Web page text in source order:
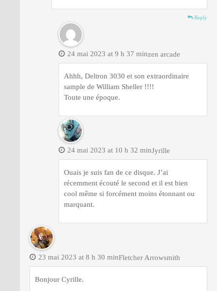
Reply
zen arcade
24 mai 2023 at 9 h 37 min
Ahhh, Deltron 3030 et son extraordinaire
sample de William Sheller !!!!
Toute une époque.
Jyrille
24 mai 2023 at 10 h 32 min
Ouais je suis fan de ce disque. J’ai
récemment écouté le second et il est bien
cool même si forcément moins étonnant ou
marquant.
Fletcher Arrowsmith
23 mai 2023 at 8 h 30 min
Bonjour Cyrille.